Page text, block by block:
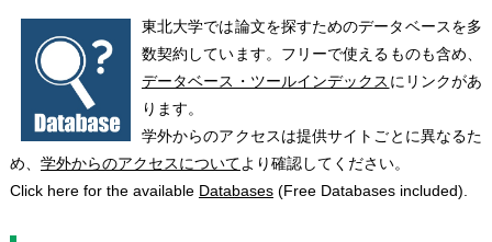
東北大学では論文を探すためのデータベースを多
数契約しています。フリーで使えるものも含め、
データベース・ツールインデックス にリンクがあ
ります。
学外からのアクセスは提供サイトごとに異なるた
め、 学外からのアクセスについてより確認してください。
Click here for the available Databases(Free Databases included).